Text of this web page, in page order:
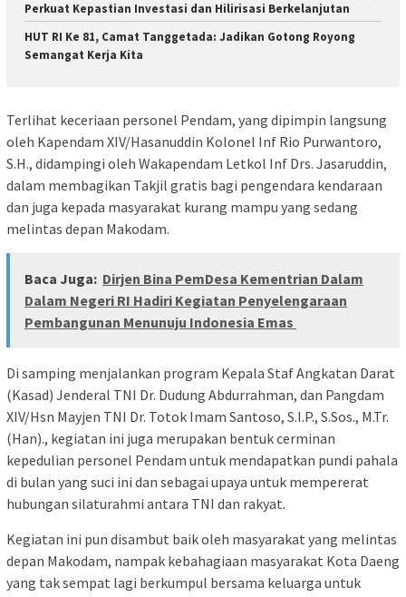
Perkuat Kepastian Investasi dan Hilirisasi Berkelanjutan
HUT RI Ke 81, Camat Tanggetada: Jadikan Gotong Royong
Semangat Kerja Kita
Terlihat keceriaan personel Pendam, yang dipimpin langsung
oleh Kapendam XIV/Hasanuddin Kolonel Inf Rio Purwantoro,
S.H., didampingi oleh Wakapendam Letkol Inf Drs. Jasaruddin,
dalam membagikan Takjil gratis bagi pengendara kendaraan
dan juga kepada masyarakat kurang mampu yang sedang
melintas depan Makodam.
Baca Juga: Dirjen Bina PemDesa Kementrian Dalam
Dalam Negeri RI Hadiri Kegiatan Penyelengaraan
Pembangunan Menunuju Indonesia Emas
Di samping menjalankan program Kepala Staf Angkatan Darat
(Kasad) Jenderal TNI Dr. Dudung Abdurrahman, dan Pangdam
XIV/Hsn Mayjen TNI Dr. Totok Imam Santoso, S.I.P., S.Sos., M.Tr.
(Han)., kegiatan ini juga merupakan bentuk cerminan
kepedulian personel Pendam untuk mendapatkan pundi pahala
di bulan yang suci ini dan sebagai upaya untuk mempererat
hubungan silaturahmi antara TNI dan rakyat.
Kegiatan ini pun disambut baik oleh masyarakat yang melintas
depan Makodam, nampak kebahagiaan masyarakat Kota Daeng
yang tak sempat lagi berkumpul bersama keluarga untuk